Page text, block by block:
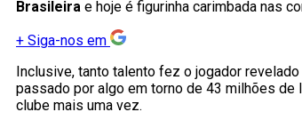
Brasileira e hoje é figurinha carimbada nas
+ Siga-nos em
Inclusive, tanto talento fez o jogador
passado por algo em torno de 43 milhões de
clube mais uma vez.